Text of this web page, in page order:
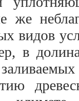
же
видов
в